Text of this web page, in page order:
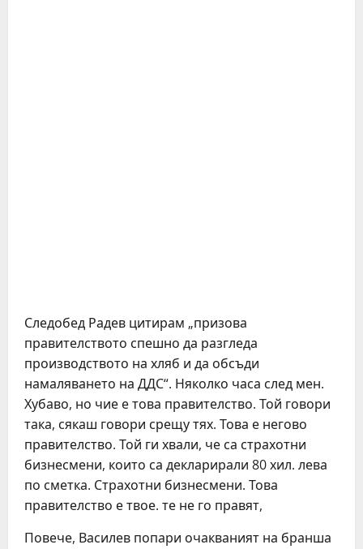
Следобед Радев цитирам „призова
правителството спешно да разгледа
производството на хляб и да обсъди
намаляването на ДДС“. Няколко часа след мен.
Хубаво, но чие е това правителство. Той говори
така, сякаш говори срещу тях. Това е негово
правителство. Той ги хвали, че са страхотни
бизнесмени, които са декларирали 80 хил. лева
по сметка. Страхотни бизнесмени. Това
правителство е твое. те не го правят,
Повече, Василев попари очакваният на бранша